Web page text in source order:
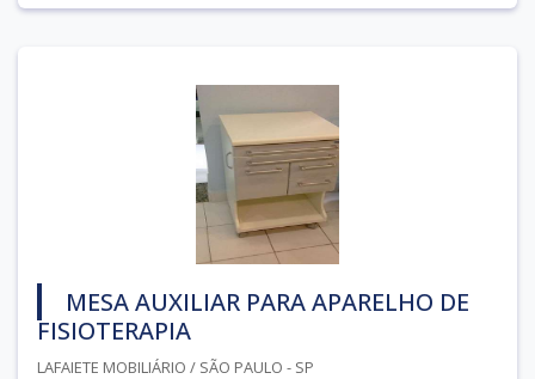
MESA AUXILIAR PARA APARELHO DE
FISIOTERAPIA
LAFAIETE MOBILIÁRIO / SÃO PAULO - SP